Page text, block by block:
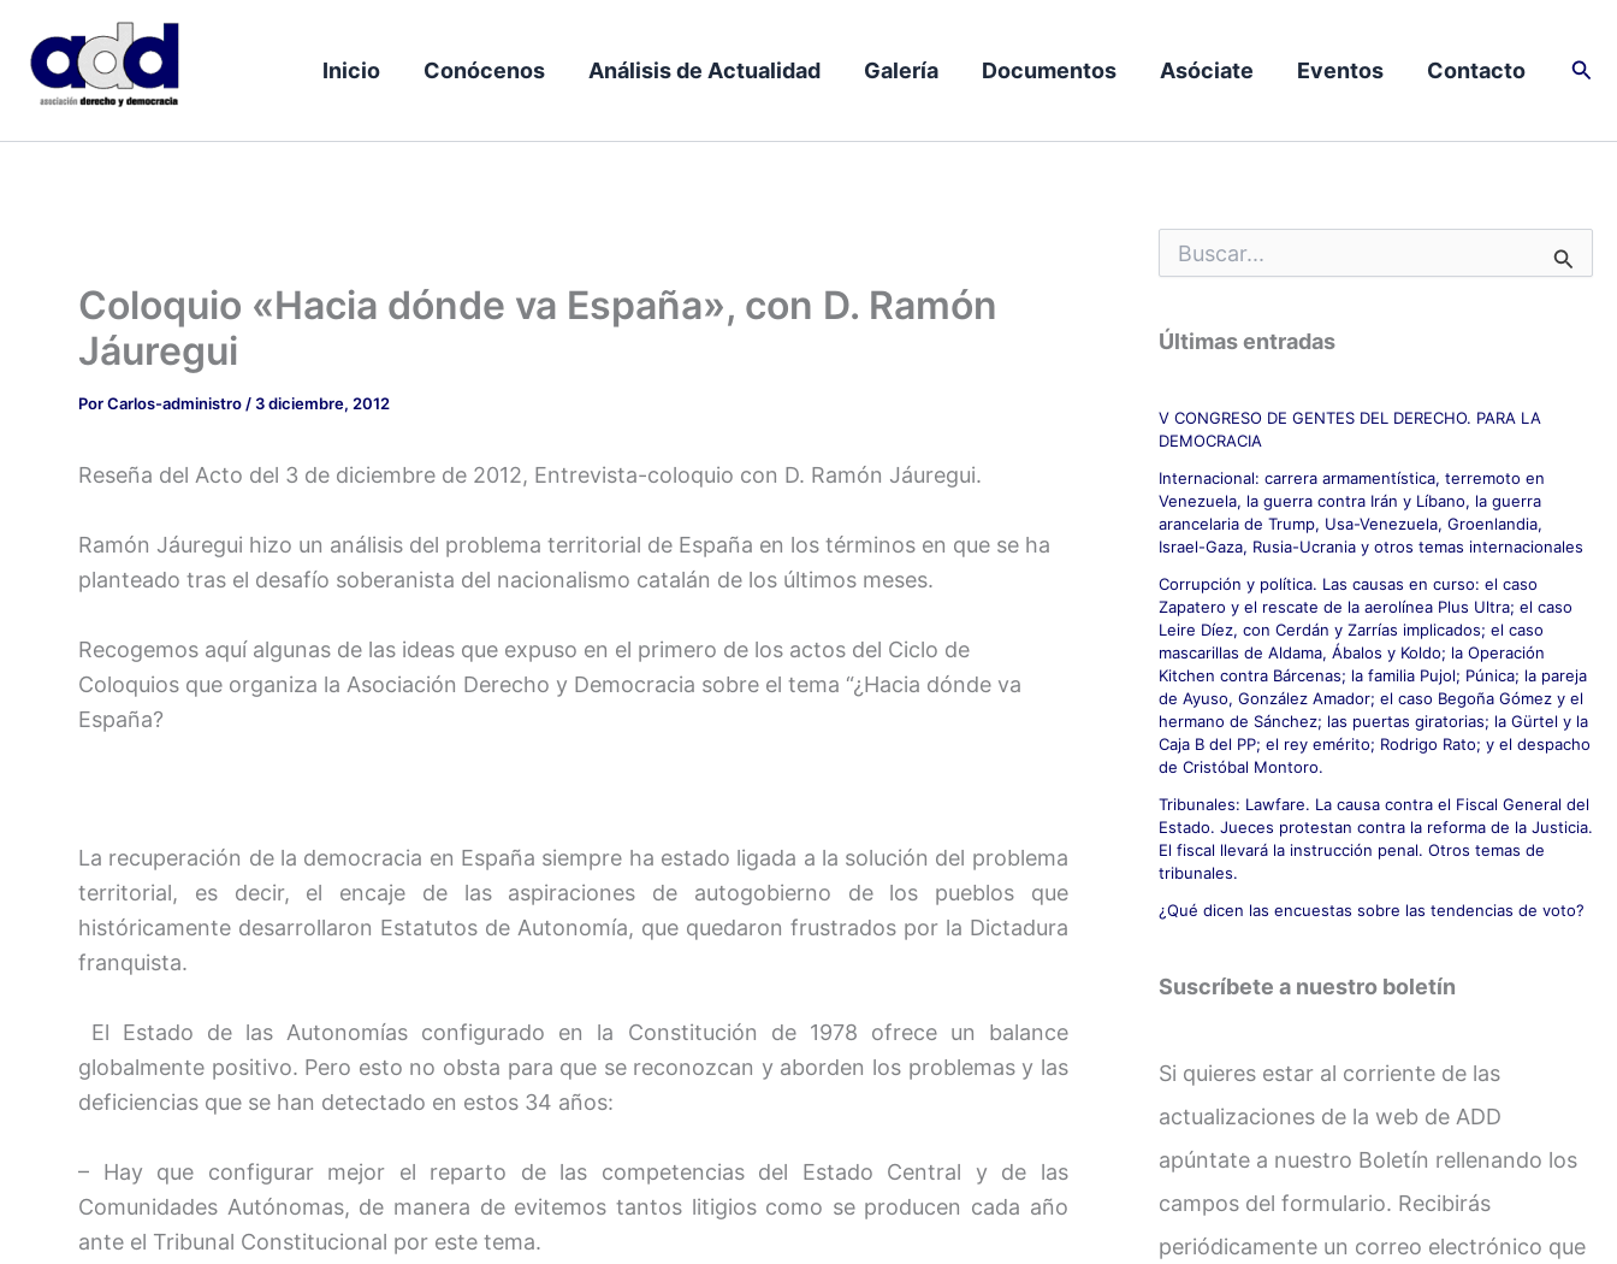
contenido
Inicio Conócenos Análisis de Actualidad Galería Documentos Asóciate Eventos Contacto
Coloquio «Hacia dónde va España», con D. Ramón
Jáuregui
PorCarlos-administro / 3 diciembre, 2012
Reseña del Acto del 3 de diciembre de 2012, Entrevista-coloquio con D. Ramón Jáuregui.
Ramón Jáuregui hizo un análisis del problema territorial de España en los términos en que se ha
planteado tras el desafío soberanista del nacionalismo catalán de los últimos meses.
Recogemos aquí algunas de las ideas que expuso en el primero de los actos del Ciclo de
Coloquios que organiza la Asociación Derecho y Democracia sobre el tema “¿Hacia dónde va
España?
La recuperación de la democracia en España siempre ha estado ligada a la solución del problema
territorial, es decir, el encaje de las aspiraciones de autogobierno de los pueblos que
históricamente desarrollaron Estatutos de Autonomía, que quedaron frustrados por la Dictadura
franquista.
El Estado de las Autonomías configurado en la Constitución de 1978 ofrece un balance
globalmente positivo. Pero esto no obsta para que se reconozcan y aborden los problemas y las
deficiencias que se han detectado en estos 34 años:
– Hay que configurar mejor el reparto de las competencias del Estado Central y de las
Comunidades Autónomas, de manera de evitemos tantos litigios como se producen cada año
ante el Tribunal Constitucional por este tema.
u
c
a
o
r
:
Últimas entradas
V CONGRESO DE GENTES DEL DERECHO. PARA LA
DEMOCRACIA
Internacional: carrera armamentística, terremoto en
Venezuela, la guerra contra Irán y Líbano, la guerra
arancelaria de Trump, Usa-Venezuela, Groenlandia,
Israel-Gaza, Rusia-Ucrania y otros temas internacionales
Corrupción y política. Las causas en curso: el caso
Zapatero y el rescate de la aerolínea Plus Ultra; el caso
Leire Díez, con Cerdán y Zarrías implicados; el caso
mascarillas de Aldama, Ábalos y Koldo; la Operación
Kitchen contra Bárcenas; la familia Pujol; Púnica; la pareja
de Ayuso, González Amador; el caso Begoña Gómez y el
hermano de Sánchez; las puertas giratorias; la Gürtel y la
Caja B del PP; el rey emérito; Rodrigo Rato; y el despacho
de Cristóbal Montoro.
Tribunales: Lawfare. La causa contra el Fiscal General del
Estado. Jueces protestan contra la reforma de la Justicia.
El fiscal llevará la instrucción penal. Otros temas de
tribunales.
¿Qué dicen las encuestas sobre las tendencias de voto?
Suscríbete a nuestro boletín
Si quieres estar al corriente de las
actualizaciones de la web de ADD
apúntate a nuestro Boletín rellenando los
campos del formulario. Recibirás
periódicamente un correo electrónico que